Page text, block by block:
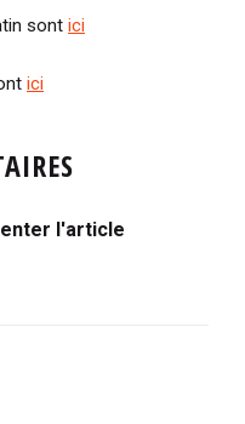
sont ici
ici
l'article